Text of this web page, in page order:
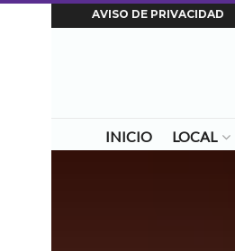
AVISO DE PRIVACIDAD
INICIO LOCAL